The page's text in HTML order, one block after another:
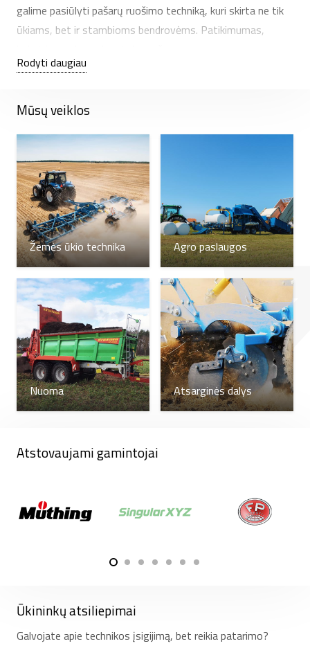
galime pasiūlyti pašarų ruošimo techniką, kuri skirta ne tik
ūkiams, bet ir stambioms bendrovėms. Patikimumas,
ir galime padėti išsirinkti tai, kas labiausiai atitiks poreikius.
Ritinių presai, vyniotuvai, birių medžiagų presai-vyniotuvai
– tai technika, su kuria atliekame Agro paslaugas visoje
Lietuvoje.
Rodyti daugiau
Mūsų veiklos
Žemės ūkio technika Agro paslaugos
Nuoma Atsarginės dalys
Atstovaujami gamintojai
Ūkininkų atsiliepimai
Galvojate apie technikos įsigijimą, bet reikia patarimo?